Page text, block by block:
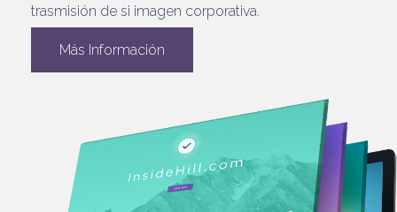
trasmisión de si imagen corporativa.
Más Información